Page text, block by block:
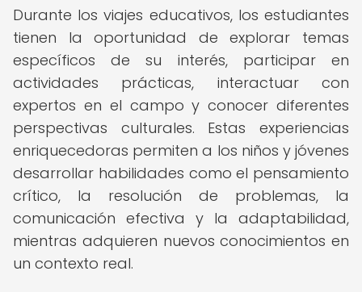
Durante los viajes educativos, los estudiantes
tienen la oportunidad de explorar temas
específicos de su interés, participar en
actividades prácticas, interactuar con
expertos en el campo y conocer diferentes
perspectivas culturales. Estas experiencias
enriquecedoras permiten a los niños y jóvenes
desarrollar habilidades como el pensamiento
crítico, la resolución de problemas, la
comunicación efectiva y la adaptabilidad,
mientras adquieren nuevos conocimientos en
un contexto real.